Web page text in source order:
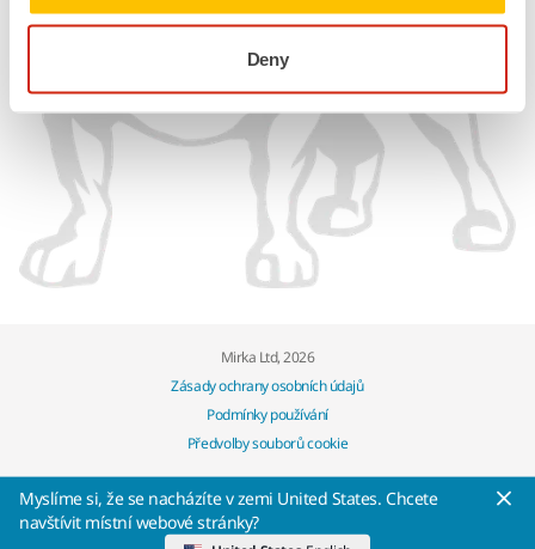
Deny
Mirka Ltd, 2026
Zásady ochrany osobních údajů
Podmínky používání
Předvolby souborů cookie
Myslíme si, že se nacházíte v zemi United States. Chcete
navštívit místní webové stránky?